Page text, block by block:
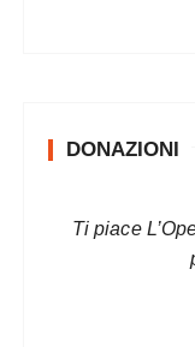
DONAZIONI
Ti piace